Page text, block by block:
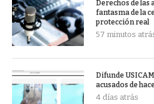
Derechos de las
fantasma de la
protección real
57 minutos
Difunde
acusados de
4 días atrás